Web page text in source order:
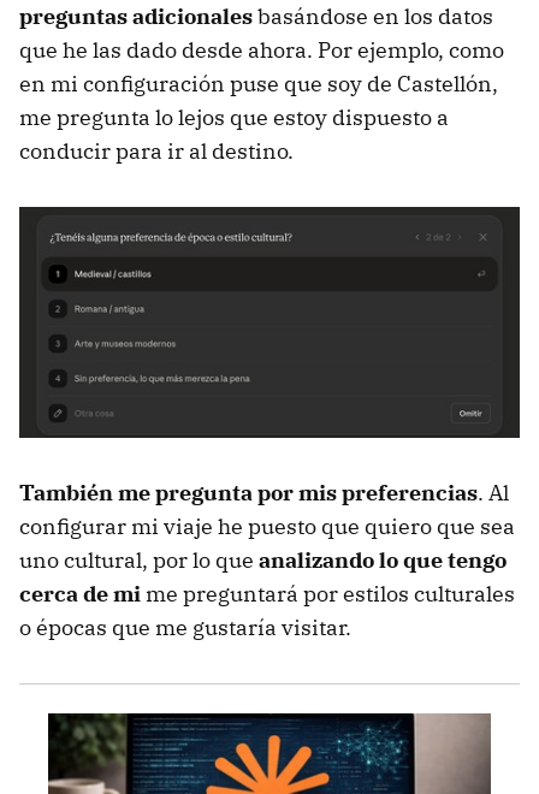
preguntas adicionalesbasándose en los datos
que he las dado desde ahora. Por ejemplo, como
en mi configuración puse que soy de Castellón,
me pregunta lo lejos que estoy dispuesto a
conducir para ir al destino.
También me pregunta por mis preferencias. Al
configurar mi viaje he puesto que quiero que sea
uno cultural, por lo que analizando lo que tengo
cerca de mi me preguntará por estilos culturales
o épocas que me gustaría visitar.